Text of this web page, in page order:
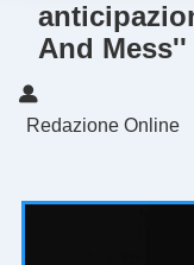
And
Redazione Online